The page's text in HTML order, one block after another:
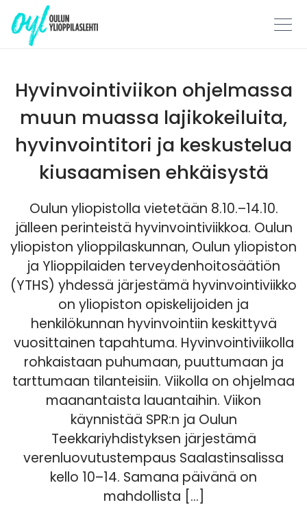
Skip
Hyvinvointiviikon ohjelmassa
muun muassa lajikokeiluita,
hyvinvointitori ja keskustelua
kiusaamisen ehkäisystä
Oulun yliopistolla vietetään 8.10.–14.10.
jälleen perinteistä hyvinvointiviikkoa. Oulun
yliopiston ylioppilaskunnan, Oulun yliopiston
ja Ylioppilaiden terveydenhoitosäätiön
(YTHS) yhdessä järjestämä hyvinvointiviikko
on yliopiston opiskelijoiden ja
henkilökunnan hyvinvointiin keskittyvä
vuosittainen tapahtuma. Hyvinvointiviikolla
rohkaistaan puhumaan, puuttumaan ja
tarttumaan tilanteisiin. Viikolla on ohjelmaa
maanantaista lauantaihin. Viikon
käynnistää SPR:n ja Oulun
Teekkariyhdistyksen järjestämä
verenluovutustempaus Saalastinsalissa
kello 10–14. Samana päivänä on
mahdollista […]